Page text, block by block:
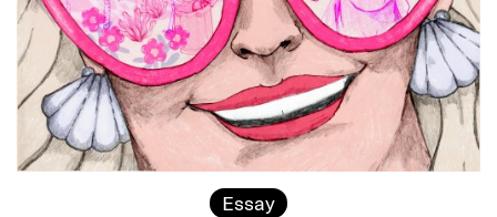
Essay